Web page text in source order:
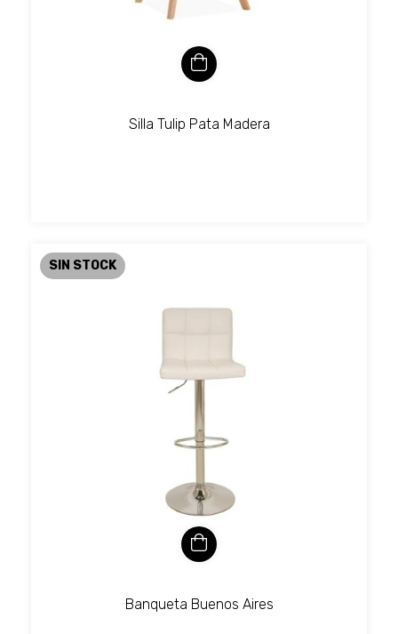
Silla Tulip Pata Madera
SIN STOCK
Banqueta Buenos Aires